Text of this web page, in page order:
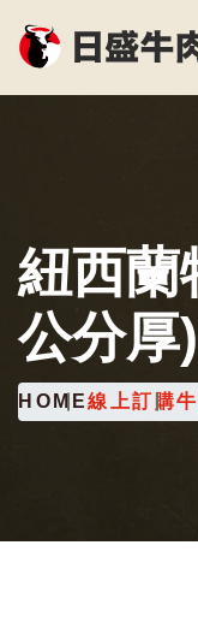
紐西蘭
公分厚)
HOME線上訂購